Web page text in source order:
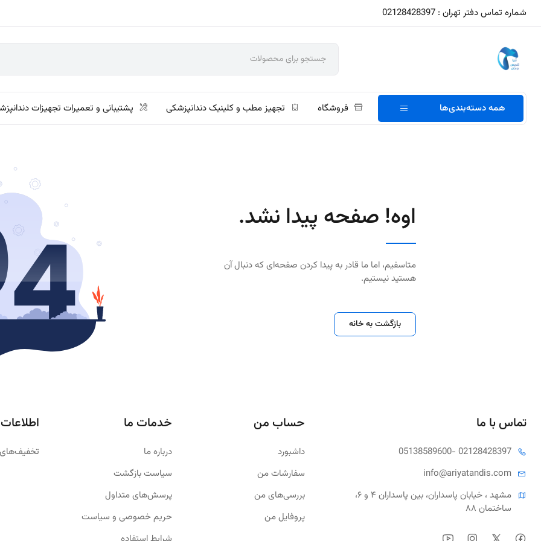
شماره تماس دفتر تهران : 02128428397
همه دسته‌بندی‌ها فروشگاه تجهیز مطب و کلینیک دندانپزشکی پشتیبانی و تعمیرات تجهیزات
اوه! صفحه پیدا نشد.
متاسفیم، اما ما قادر به پیدا کردن صفحه‌ای که دنبال آن
هستید نیستیم.
بازگشت به خانه
تماس با ما
05138589600- 02128428397
info@ariyatandis.com
ساختمان ۸۸
حساب من
داشبورد
سفارشات من
بررسی‌های من
پروفایل من
خدمات ما
درباره ما
سیاست بازگشت
پرسش‌های متداول
حریم خصوصی و سیاست
اطلاعات
تخفیف‌های